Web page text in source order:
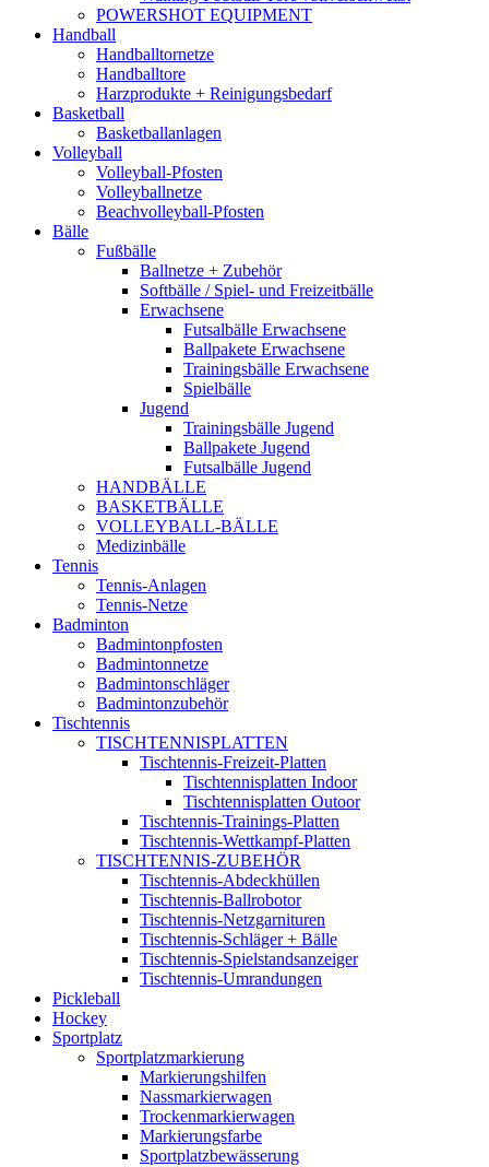
POWERSHOT EQUIPMENT
Handball
Handballtornetze
Handballtore
Harzprodukte + Reinigungsbedarf
Basketball
Basketballanlagen
Volleyball
Volleyball-Pfosten
Volleyballnetze
Beachvolleyball-Pfosten
Bälle
Fußbälle
Ballnetze + Zubehör
Softbälle / Spiel- und Freizeitbälle
Erwachsene
Futsalbälle Erwachsene
Ballpakete Erwachsene
Trainingsbälle Erwachsene
Spielbälle
Jugend
Trainingsbälle Jugend
Ballpakete Jugend
Futsalbälle Jugend
HANDBÄLLE
BASKETBÄLLE
VOLLEYBALL-BÄLLE
Medizinbälle
Tennis
Tennis-Anlagen
Tennis-Netze
Badminton
Badmintonpfosten
Badmintonnetze
Badmintonschläger
Badmintonzubehör
Tischtennis
TISCHTENNISPLATTEN
Tischtennis-Freizeit-Platten
Tischtennisplatten Indoor
Tischtennisplatten Outoor
Tischtennis-Trainings-Platten
Tischtennis-Wettkampf-Platten
TISCHTENNIS-ZUBEHÖR
Tischtennis-Abdeckhüllen
Tischtennis-Ballrobotor
Tischtennis-Netzgarnituren
Tischtennis-Schläger + Bälle
Tischtennis-Spielstandsanzeiger
Tischtennis-Umrandungen
Pickleball
Hockey
Sportplatz
Sportplatzmarkierung
Markierungshilfen
Nassmarkierwagen
Trockenmarkierwagen
Markierungsfarbe
Sportplatzbewässerung